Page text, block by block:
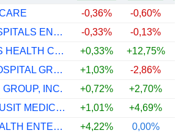
-0,36% -0,60%
APOLLO HOSPITALS ENTERPRISE LIMITED
-0,33% -0,13%
ENCOMPASS HEALTH CORPORATION
+0,33% +12,75%
AIER EYE HOSPITAL GROUP CO., LTD.
+1,03% -2,86%
INC.
+0,72% +2,70%
BANGKOK DUSIT MEDICAL SERVICES
+1,01% +4,69%
MANIPAL HEALTH ENTERPRISES LIMITED
+4,22%
0,00%